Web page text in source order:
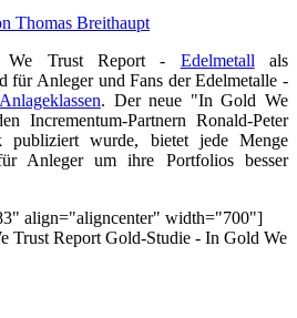
Thomas Breithaupt
We Trust Report - Edelmetall als
für Anleger und Fans der Edelmetalle -
Anlageklassen. Der neue "In Gold We
Incrementum-Partnern Ronald-Peter
publiziert wurde, bietet jede Menge
Anleger um ihre Portfolios besser
align="aligncenter" width="700"]
Gold-Studie - In Gold We